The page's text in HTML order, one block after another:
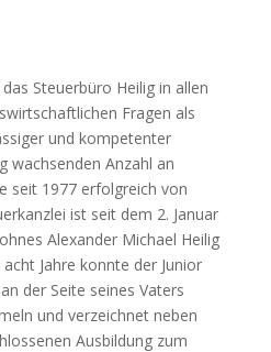
Steuerbüro Heilig in allen
Fragen als
und kompetenter
wachsenden Anzahl an
seit 1977 erfolgreich von
ist seit dem 2. Januar
Alexander Michael Heilig
Jahre konnte der Junior
der Seite seines Vaters
und verzeichnet neben
Ausbildung zum